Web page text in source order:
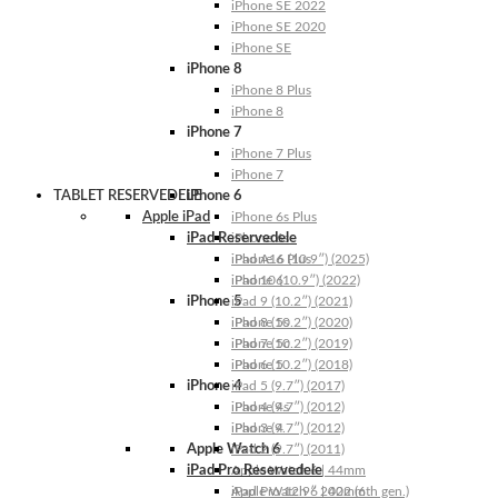
iPhone SE 2022
iPhone SE 2020
iPhone SE
iPhone 8
iPhone 8 Plus
iPhone 8
iPhone 7
iPhone 7 Plus
iPhone 7
iPhone 6
iPhone 6s Plus
iPhone 6s
iPhone 6 Plus
iPhone 6
iPhone 5
iPhone 5s
iPhone 5c
iPhone 5
iPhone 4
iPhone 4s
iPhone 4
Apple Watch 6
Apple Watch 6 | 44mm
Apple Watch 6 | 40mm
TABLET RESERVEDELE
Apple iPad
iPad Reservedele
iPad A16 (10.9″) (2025)
iPad 10 (10.9″) (2022)
iPad 9 (10.2″) (2021)
iPad 8 (10.2″) (2020)
iPad 7 (10.2″) (2019)
iPad 6 (10.2″) (2018)
iPad 5 (9.7″) (2017)
iPad 4 (9.7″) (2012)
iPad 3 (9.7″) (2012)
iPad 2 (9.7″) (2011)
iPad Pro Reservedele
iPad Pro 12.9″ 2022 (6th gen.)